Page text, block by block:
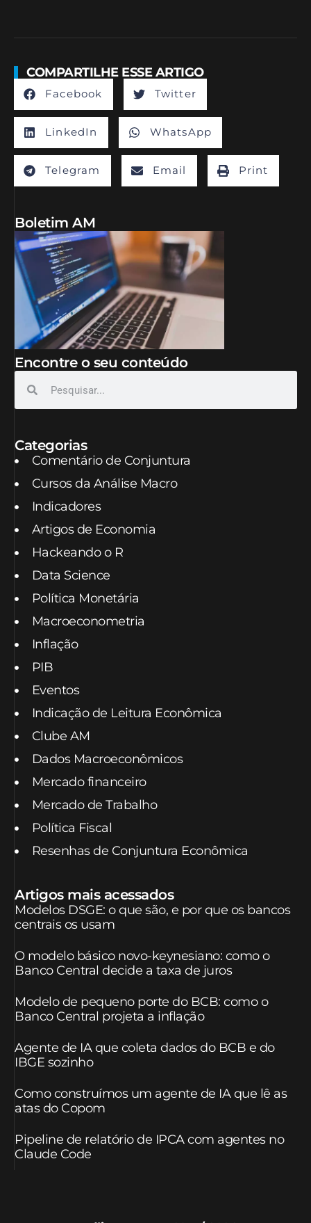
COMPARTILHE ESSE ARTIGO
Facebook Twitter
LinkedIn WhatsApp
Telegram Email Print
Boletim AM
Encontre o seu conteúdo
Categorias
Comentário de Conjuntura
Cursos da Análise Macro
Indicadores
Artigos de Economia
Hackeando o R
Data Science
Política Monetária
Macroeconometria
Inflação
PIB
Eventos
Indicação de Leitura Econômica
Clube AM
Dados Macroeconômicos
Mercado financeiro
Mercado de Trabalho
Política Fiscal
Resenhas de Conjuntura Econômica
Artigos mais acessados
Modelos DSGE: o que são, e por que os bancos
centrais os usam
O modelo básico novo-keynesiano: como o
Banco Central decide a taxa de juros
Modelo de pequeno porte do BCB: como o
Banco Central projeta a inflação
Agente de IA que coleta dados do BCB e do
IBGE sozinho
Como construímos um agente de IA que lê as
atas do Copom
Pipeline de relatório de IPCA com agentes no
Claude Code